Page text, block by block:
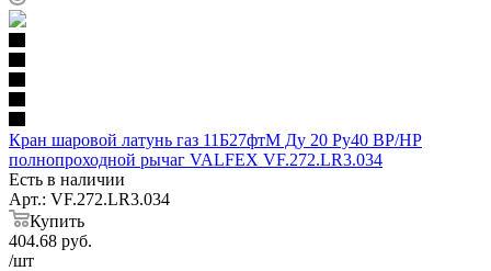
Кран шаровой латунь газ 11Б27фтМ Ду 20 Ру40 ВР/НР
полнопроходной рычаг VALFEX VF.272.LR3.034
Есть в наличии
Арт.: VF.272.LR3.034
Купить
404.68 руб.
/шт